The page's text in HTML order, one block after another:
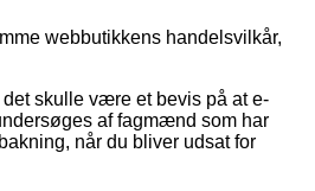
webbutikkens handelsvilkår,
skulle være et bevis på at e-
af fagmænd som har
når du bliver udsat for